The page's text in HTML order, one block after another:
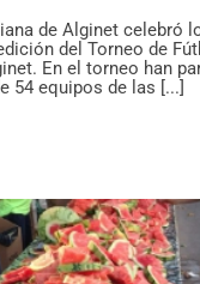
de Alginet celebró
del Torneo de
En el torneo han
54 equipos de las [...]